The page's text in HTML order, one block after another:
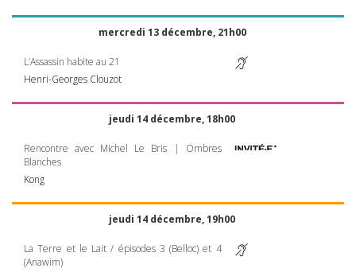
mercredi 13 décembre, 21h00
L’Assassin habite au 21
Henri-Georges Clouzot
jeudi 14 décembre, 18h00
Rencontre avec Michel Le Bris | Ombres
Blanches
Kong
jeudi 14 décembre, 19h00
La Terre et le Lait / épisodes 3 (Belloc) et 4
(Anawim)